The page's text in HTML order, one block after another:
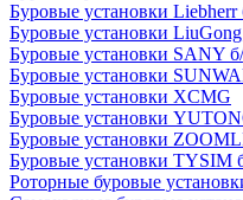
Буровые установки Liebherr
Буровые установки
Буровые установки SANY
Буровые установки
Буровые установки XCMG
Буровые установки
Буровые установки
Буровые установки TYSIM
Роторные буровые